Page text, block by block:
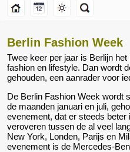
Berlin Fashion Week
Twee keer per jaar is Berlijn
fashion en lifestyle. Dan wordt
gehouden, een aanrader voor
De Berlin Fashion Week wordt
de maanden januari en juli,
evenement, dat er steeds
veroveren tussen de al veel
New York, Londen, Parijs en
evenement is de Mercedes-